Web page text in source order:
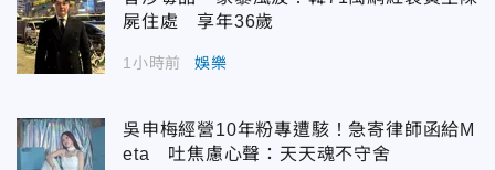
屍住處 享年36歲
1小時前 娛樂
吳申梅經營10年粉專遭駭！急寄律師函給M
eta 吐焦慮心聲：天天魂不守舍